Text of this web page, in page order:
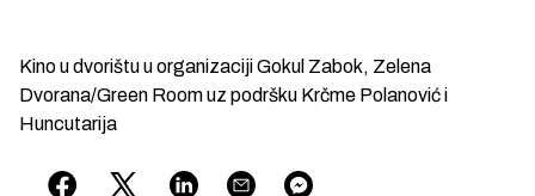
Kino u dvorištu u organizaciji Gokul Zabok, Zelena
Dvorana/Green Room uz podršku Krčme Polanović i
Huncutarija